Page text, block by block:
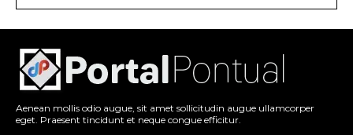
Aenean mollis odio augue, sit amet sollicitudin augue ullamcorper
eget. Praesent tincidunt et neque congue efficitur.